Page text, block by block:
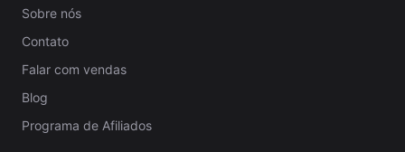
Sobre nós
Contato
Falar com vendas
Blog
Programa de Afiliados